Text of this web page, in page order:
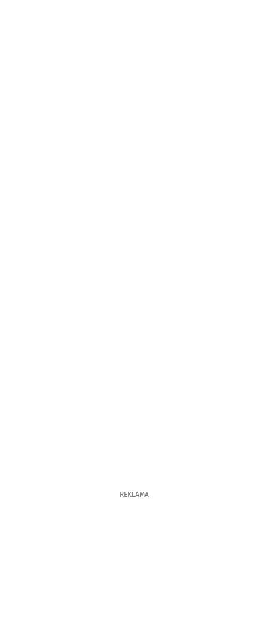
REKLAMA